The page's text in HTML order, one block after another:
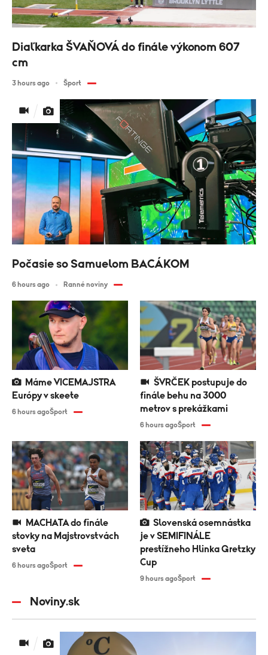
Diaľkarka ŠVAŇOVÁ do finále výkonom 607
cm
3 hours ago Šport
Počasie so Samuelom BACÁKOM
6 hours ago Ranné noviny
Európy v skeete
6 hours agoŠport
finále behu na 3000
metrov s prekážkami
6 hours agoŠport
stovky na Majstrovstvách
sveta
6 hours agoŠport
je v SEMIFINÁLE
prestížneho Hlinka Gretzky
Cup
9 hours agoŠport
Noviny.sk